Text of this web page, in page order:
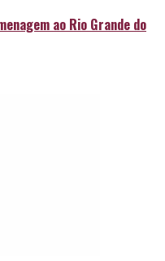
ao Rio Grande do